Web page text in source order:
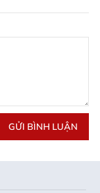
GỬI BÌNH LUẬN